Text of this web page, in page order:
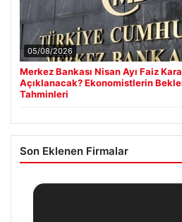
05/08/2026
Merkez Bankası Nisan Ayı Faiz
Açıklanacak? Ekonomistlerin
Tahminleri
Son Eklenen Firmalar